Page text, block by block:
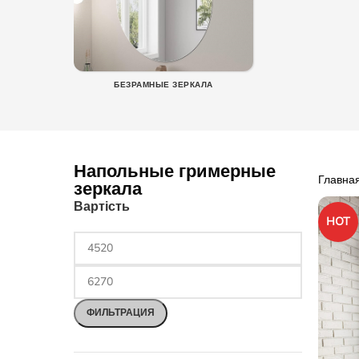
БЕЗРАМНЫЕ ЗЕРКАЛА
Напольные гримерные
зеркала
Вартість
ФИЛЬТРАЦИЯ
HOT